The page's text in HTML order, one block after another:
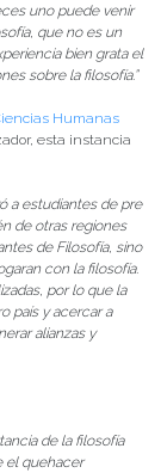
uno puede venir
que no es un
bien grata el
sobre la filosofía.”
Humanas
esta instancia
a estudiantes de pre
de otras regiones
de Filosofía, sino
con la filosofía.
por lo que la
país y acercar a
alianzas y
de la filosofía
el quehacer